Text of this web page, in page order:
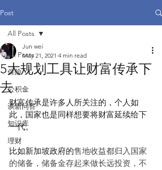
Post
All Posts
保险
公积金
谈新问答
知识库
理财
All Posts
5大规划工具让财富传承下
去
Jun wei
May 21, 2021 4 min read
财富传承是许多人所关注的，个人如
此，国家也是同样想要将财富延续给下
一代。
比如新加坡政府的售地收益都归入国家
的储备，储备金存起来做长远投资，不